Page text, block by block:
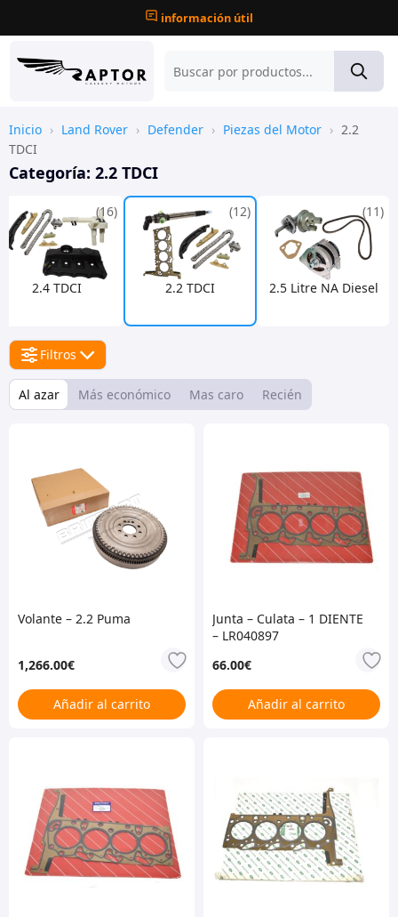
información útil
Inicio › Land Rover › Defender › Piezas del Motor › 2.2
TDCI
Categoría: 2.2 TDCI
2.4 TDCI
(16)
2.2 TDCI
(12)
2.5 Litre NA Diesel
(11)
Filtros
Al azar Más económico Mas caro Recién
Volante – 2.2 Puma
1,266.00€
Añadir al carrito
Junta – Culata – 1 DIENTE
– LR040897
66.00€
Añadir al carrito